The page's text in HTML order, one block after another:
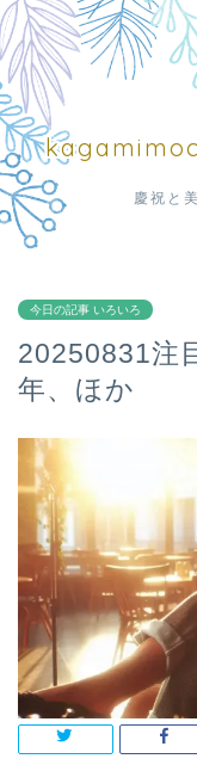
慶祝と
今日の記事 いろいろ
20250831注
年、ほか